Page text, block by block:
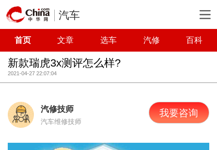
汽车
首页 文章 选车 汽修 百科
新款瑞虎3x测评怎么样?
2021-04-27 22:07:04
汽修技师
汽车维修技师
我要咨询